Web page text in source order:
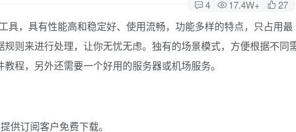
4 17.4W+ 27
具，具有性能高和稳定好、使用流畅，功能多样的特点，只占用最
则来进行处理，让你无忧无虑。独有的场景模式，方便根据不同
程，另外还需要一个好用的服务器或机场服务。
供订阅客户免费下载。